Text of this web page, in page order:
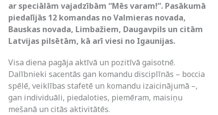
ar speciālām vajadzībām “Mēs varam!”. Pasākumā
piedalījās 12 komandas no Valmieras novada,
Bauskas novada, Limbažiem, Daugavpils un citām
Latvijas pilsētām, kā arī viesi no Igaunijas.
Visa diena pagāja aktīvā un pozitīvā gaisotnē.
Dalībnieki sacentās gan komandu disciplīnās – boccia
spēlē, veiklības stafetē un komandu izaicinājumā –,
gan individuāli, piedaloties, piemēram, maisiņu
mešanā un citās aktivitātēs.